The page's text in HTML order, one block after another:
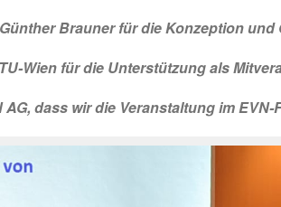
Brauner für die Konzeption
Wien für die Unterstützung als
dass wir die Veranstaltung im